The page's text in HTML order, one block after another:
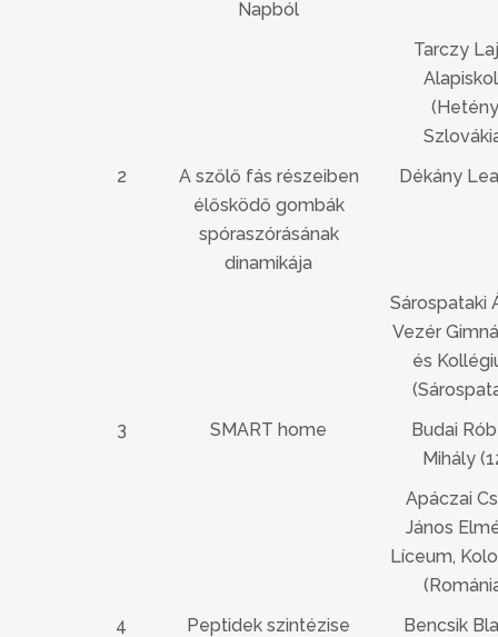
Napból
Tarczy
2
A szőlő fás részeiben
élősködő gombák
spóraszórásának
dinamikája
Dékány
Sárospataki
Vezér
és
3
SMART home
Budai
Mihály
Apáczai
János
Líceum,
4
Peptidek szintézise
Bencsik